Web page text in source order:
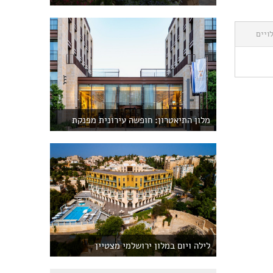
מלון התיאטרון: חופשה עירונית מפנקת
לילה ויום במלון ירושלמי מצטיין